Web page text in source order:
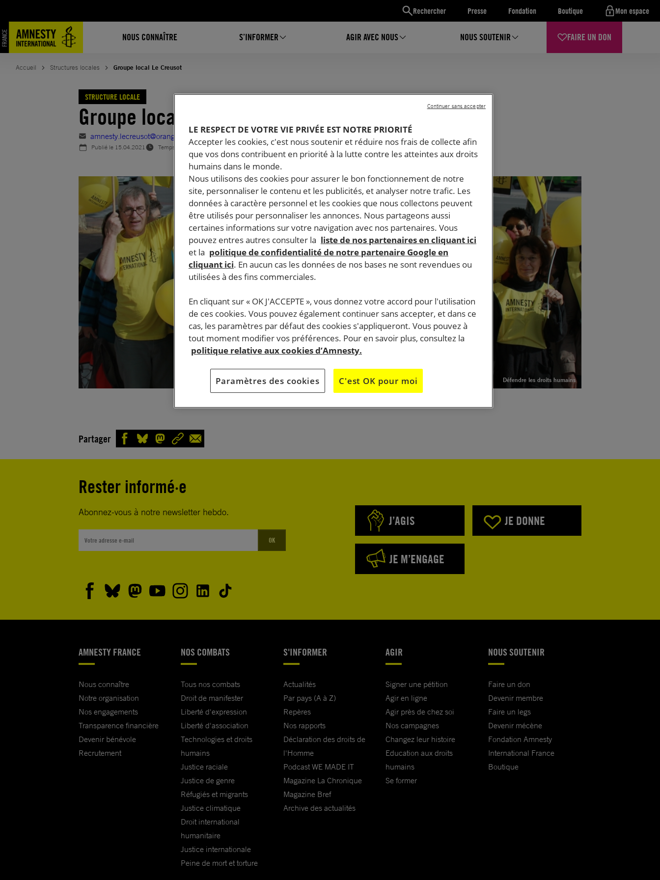
Rechercher Presse Fondation Boutique Mon espace
NOUS CONNAÎTRE S’INFORMER AGIR AVEC NOUS NOUS SOUTENIR FAIRE UN DON
contenu
Accueil Structures locales Groupe local Le Creusot
STRUCTURE LOCALE
Groupe local Le Creusot
amnesty.lecreusot@orange.fr
Publié le 15.04.2021 Temps de lecture estimé : 0 minutes
Défendre les droits humains
Partager
Rester informé·e
Abonnez-vous à notre newsletter hebdo.
OK
J’AGIS JE DONNE
JE M’ENGAGE
AMNESTY FRANCE
Nous connaître
Notre organisation
Nos engagements
Transparence financière
Devenir bénévole
Recrutement
NOS COMBATS
Tous nos combats
Droit de manifester
Liberté d'expression
Liberté d'association
Technologies et droits
humains
Justice raciale
Justice de genre
Réfugiés et migrants
Justice climatique
Droit international
humanitaire
Justice internationale
Peine de mort et torture
S'INFORMER
Actualités
Par pays (A à Z)
Repères
Nos rapports
Déclaration des droits de
l'Homme
Podcast WE MADE IT
Magazine La Chronique
Magazine Bref
Archive des actualités
AGIR
Signer une pétition
Agir en ligne
Agir près de chez soi
Nos campagnes
Changez leur histoire
Education aux droits
humains
Se former
NOUS SOUTENIR
Faire un don
Devenir membre
Faire un legs
Devenir mécène
Fondation Amnesty
International France
Boutique
LE RESPECT DE VOTRE VIE PRIVÉE EST NOTRE PRIORITÉ
Accepter les cookies, c'est nous soutenir et réduire nos frais de collecte afin
que vos dons contribuent en priorité à la lutte contre les atteintes aux droits
humains dans le monde.
Nous utilisons des cookies pour assurer le bon fonctionnement de notre
site, personnaliser le contenu et les publicités, et analyser notre trafic. Les
données à caractère personnel et les cookies que nous collectons peuvent
être utilisés pour personnaliser les annonces. Nous partageons aussi
certaines informations sur votre navigation avec nos partenaires. Vous
pouvez entres autres consulter la liste de nos partenaires en cliquant ici
et la politique de confidentialité de notre partenaire Google en
cliquant ici. En aucun cas les données de nos bases ne sont revendues ou
utilisées à des fins commerciales.
En cliquant sur « OK J'ACCEPTE », vous donnez votre accord pour l'utilisation
de ces cookies. Vous pouvez également continuer sans accepter, et dans ce
cas, les paramètres par défaut des cookies s'appliqueront. Vous pouvez à
tout moment modifier vos préférences. Pour en savoir plus, consultez la
politique relative aux cookies d’Amnesty.
Paramètres des cookies C'est OK pour moi
Continuer sans accepter